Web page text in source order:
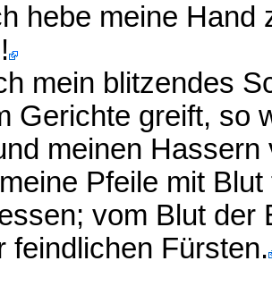
hebe meine Hand
mein blitzendes
Gerichte greift, so
meinen Hassern
Pfeile mit
vom Blut der
feindlichen Fürsten.